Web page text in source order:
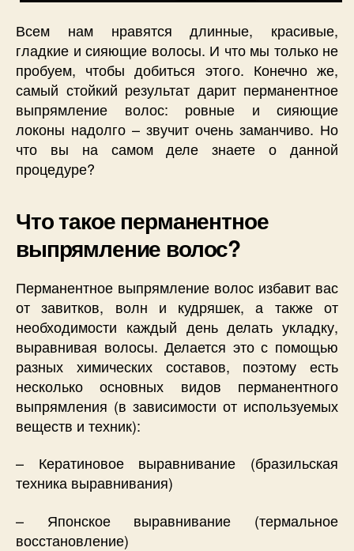
Всем нам нравятся длинные, красивые,
гладкие и сияющие волосы. И что мы только не
пробуем, чтобы добиться этого. Конечно же,
самый стойкий результат дарит перманентное
выпрямление волос: ровные и сияющие
локоны надолго – звучит очень заманчиво. Но
что вы на самом деле знаете о данной
процедуре?
Что такое перманентное
выпрямление волос?
Перманентное выпрямление волос избавит вас
от завитков, волн и кудряшек, а также от
необходимости каждый день делать укладку,
выравнивая волосы. Делается это с помощью
разных химических составов, поэтому есть
несколько основных видов перманентного
выпрямления (в зависимости от используемых
веществ и техник):
– Кератиновое выравнивание (бразильская
техника выравнивания)
– Японское выравнивание (термальное
восстановление)